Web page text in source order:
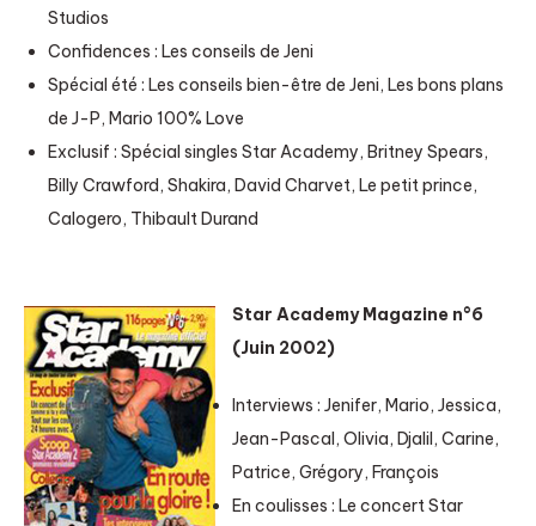
Studios
Confidences : Les conseils de Jeni
Spécial été : Les conseils bien-être de Jeni, Les bons plans
de J-P, Mario 100% Love
Exclusif : Spécial singles Star Academy, Britney Spears,
Billy Crawford, Shakira, David Charvet, Le petit prince,
Calogero, Thibault Durand
Star Academy Magazine n°6
(Juin 2002)
Interviews : Jenifer, Mario, Jessica,
Jean-Pascal, Olivia, Djalil, Carine,
Patrice, Grégory, François
En coulisses : Le concert Star